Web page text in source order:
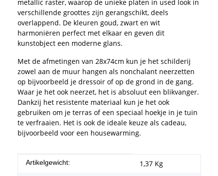
metallic raster, waarop de unieke platen in used look in
verschillende groottes zijn gerangschikt, deels
overlappend. De kleuren goud, zwart en wit
harmoniëren perfect met elkaar en geven dit
kunstobject een moderne glans.
Met de afmetingen van 28x74cm kun je het schilderij
zowel aan de muur hangen als nonchalant neerzetten
op bijvoorbeeld je dressoir of op de grond in de gang.
Waar je het ook neerzet, het is absoluut een blikvanger.
Dankzij het resistente materiaal kun je het ook
gebruiken om je terras of een speciaal hoekje in je tuin
te verfraaien. Het is ook de ideale keuze als cadeau,
bijvoorbeeld voor een housewarming.
#productDetails.itemInformation#
#productDetails.itemValue#
Artikelgewicht: 1,37 Kg